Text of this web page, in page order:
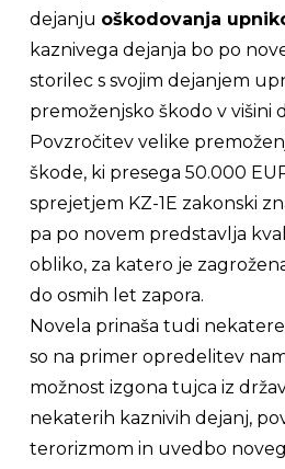
dejanju oškodovanja
kaznivega dejanja bo po
storilec s svojim dejanjem
premoženjsko škodo v višini
Povzročitev velike
škode, ki presega 50.000
sprejetjem KZ-1E zakonski
pa po novem predstavlja
obliko, za katero je
do osmih let zapora.
Novela prinaša tudi
so na primer opredelitev
možnost izgona tujca iz
nekaterih kaznivih dejanj,
terorizmom in uvedbo